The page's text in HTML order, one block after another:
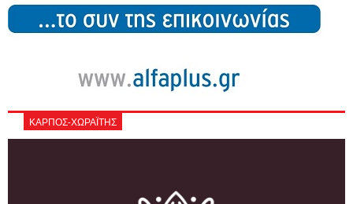
ΚΑΡΠΟΣ-ΧΩΡΑΪΤΗΣ